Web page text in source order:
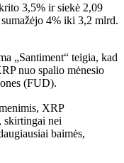
3,5% ir siekė 2,09
4% iki 3,2 mlrd.
„Santiment“ teigia, kad
nuo spalio mėnesio
(FUD).
XRP
skirtingai nei
baimės,